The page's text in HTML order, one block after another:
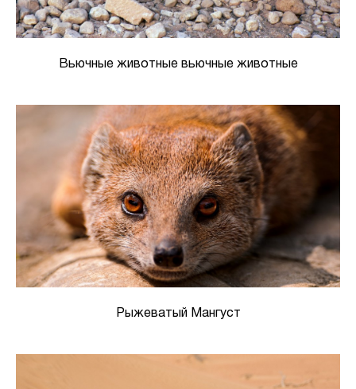
Вьючные животные вьючные животные
Рыжеватый Мангуст